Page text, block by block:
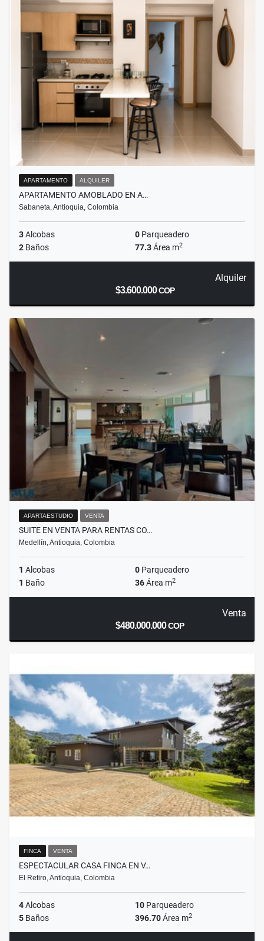
APARTAMENTO ALQUILER
APARTAMENTO AMOBLADO EN A…
Sabaneta, Antioquia, Colombia
3Alcobas 0 Parqueadero
2 Baños 77.3Área m2
Alquiler
$3.600.000COP
APARTAESTUDIO VENTA
SUITE EN VENTA PARA RENTAS CO…
Medellín, Antioquia, Colombia
1 Alcobas 0 Parqueadero
1 Baño 36Área m2
Venta
$480.000.000COP
FINCA VENTA
ESPECTACULAR CASA FINCA EN V…
El Retiro, Antioquia, Colombia
4Alcobas 10 Parqueadero
5 Baños 396.70Área m2